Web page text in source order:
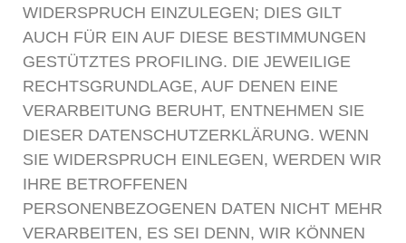
WIDERSPRUCH EINZULEGEN; DIES GILT
AUCH FÜR EIN AUF DIESE BESTIMMUNGEN
GESTÜTZTES PROFILING. DIE JEWEILIGE
RECHTSGRUNDLAGE, AUF DENEN EINE
VERARBEITUNG BERUHT, ENTNEHMEN SIE
DIESER DATENSCHUTZERKLÄRUNG. WENN
SIE WIDERSPRUCH EINLEGEN, WERDEN WIR
IHRE BETROFFENEN
PERSONENBEZOGENEN DATEN NICHT MEHR
VERARBEITEN, ES SEI DENN, WIR KÖNNEN